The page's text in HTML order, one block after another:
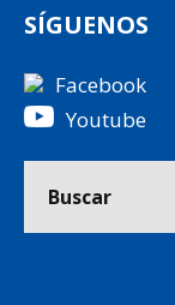
SÍGUENOS
Facebook
Youtube